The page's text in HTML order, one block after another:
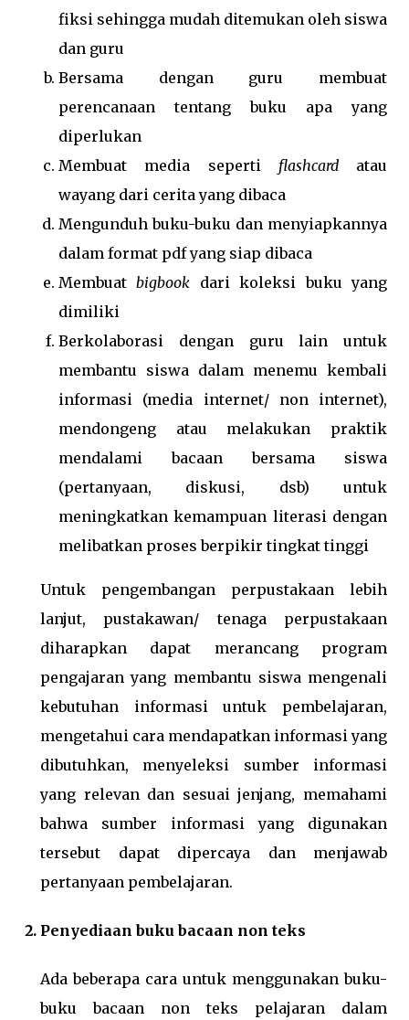
fiksi sehingga mudah ditemukan oleh siswa
dan guru
Bersama dengan guru membuat
perencanaan tentang buku apa yang
diperlukan
Membuat media seperti flashcardatau
wayang dari cerita yang dibaca
Mengunduh buku-buku dan menyiapkannya
dalam format pdf yang siap dibaca
Membuatbigbook dari koleksi buku yang
dimiliki
Berkolaborasi dengan guru lain untuk
membantu siswa dalam menemu kembali
informasi (media internet/ non internet),
mendongeng atau melakukan praktik
mendalami bacaan bersama siswa
(pertanyaan, diskusi, dsb) untuk
meningkatkan kemampuan literasi dengan
melibatkan proses berpikir tingkat tinggi
Untuk pengembangan perpustakaan lebih
lanjut, pustakawan/ tenaga perpustakaan
diharapkan dapat merancang program
pengajaran yang membantu siswa mengenali
kebutuhan informasi untuk pembelajaran,
mengetahui cara mendapatkan informasi yang
dibutuhkan, menyeleksi sumber informasi
yang relevan dan sesuai jenjang, memahami
bahwa sumber informasi yang digunakan
tersebut dapat dipercaya dan menjawab
pertanyaan pembelajaran.
Penyediaan buku bacaan non teks
Ada beberapa cara untuk menggunakan buku-
buku bacaan non teks pelajaran dalam